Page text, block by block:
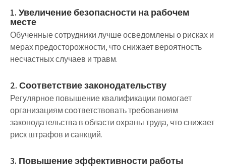
1. Увеличение безопасности на рабочем
месте
Обученные сотрудники лучше осведомлены о рисках и
мерах предосторожности, что снижает вероятность
несчастных случаев и травм.
2. Соответствие законодательству
Регулярное повышение квалификации помогает
организациям соответствовать требованиям
законодательства в области охраны труда, что снижает
риск штрафов и санкций.
3. Повышение эффективности работы